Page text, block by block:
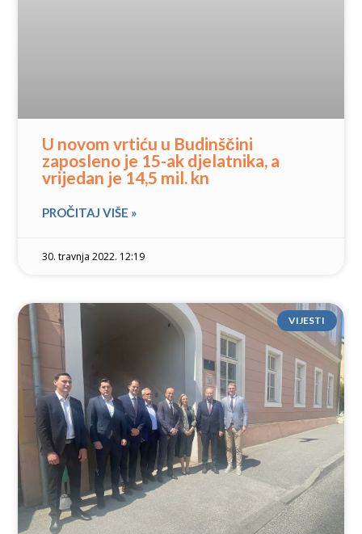
U novom vrtiću u Budinščini
zaposleno je 15-ak djelatnika, a
vrijedan je 14,5 mil. kn
PROČITAJ VIŠE »
30. travnja 2022. 12:19
VIJESTI